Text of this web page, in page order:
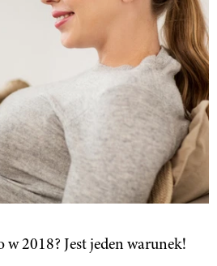
w 2018? Jest jeden warunek!